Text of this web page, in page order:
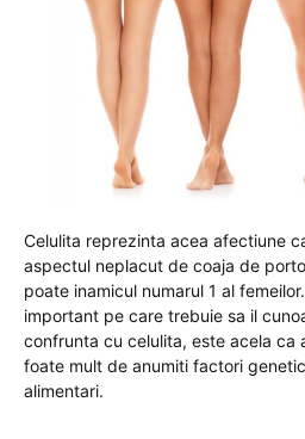
Celulita reprezinta acea afectiune
aspectul neplacut de coaja de
poate inamicul numarul 1 al
important pe care trebuie sa il
confrunta cu celulita, este acela ca
foate mult de anumiti factori
alimentari.